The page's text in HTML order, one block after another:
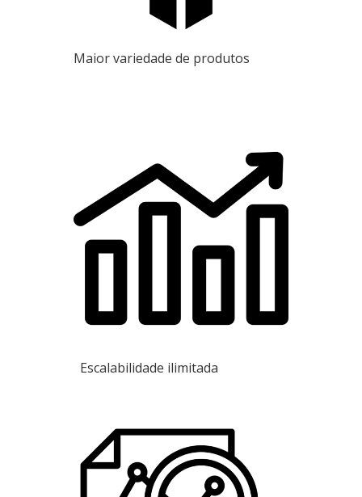
Maior variedade de produtos
Escalabilidade ilimitada